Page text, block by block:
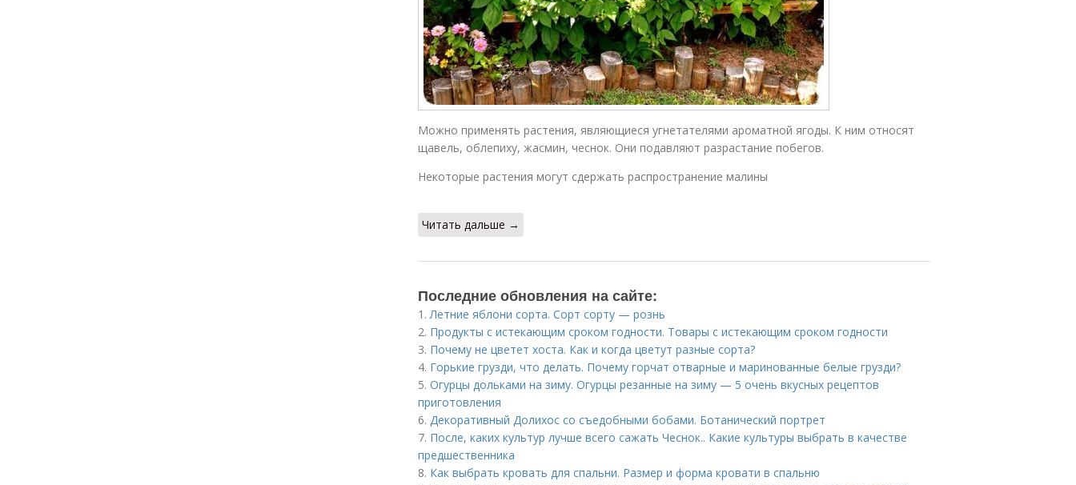
Можно применять растения, являющиеся угнетателями ароматной ягоды. К ним относят
щавель, облепиху, жасмин, чеснок. Они подавляют разрастание побегов.
Некоторые растения могут сдержать распространение малины
Читать дальше →
Последние обновления на сайте:
1.Летние яблони сорта. Сорт сорту — рознь
2. Продукты с истекающим сроком годности. Товары с истекающим сроком годности
3. Почему не цветет хоста. Как и когда цветут разные сорта?
4. Горькие грузди, что делать. Почему горчат отварные и маринованные белые грузди?
5. Огурцы дольками на зиму. Огурцы резанные на зиму — 5 очень вкусных рецептов
приготовления
6. Декоративный Долихос со съедобными бобами. Ботанический портрет
7. После, каких культур лучше всего сажать Чеснок.. Какие культуры выбрать в качестве
предшественника
8. Как выбрать кровать для спальни. Размер и форма кровати в спальню